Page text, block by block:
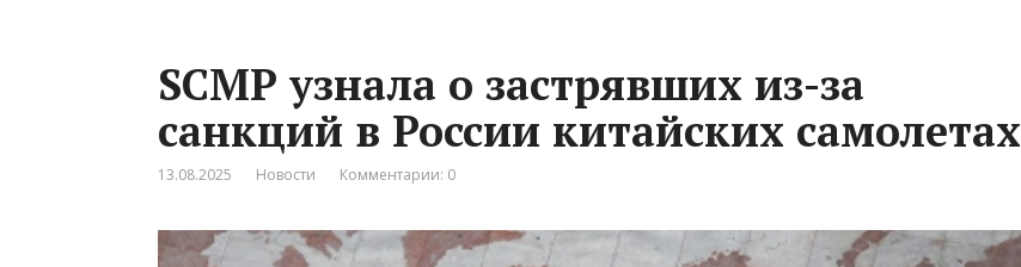
SCMP узнала о застрявших из-за
санкций в России китайских самолетах
13.08.2025 Новости Комментарии: 0